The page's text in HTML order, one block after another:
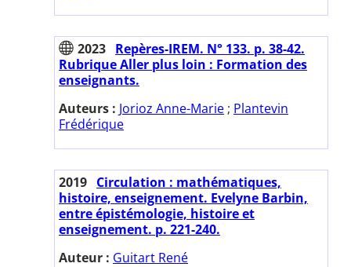
2023 Repères-IREM. N° 133. p. 38-42.
Rubrique Aller plus loin : Formation des
enseignants.
Auteurs : Jorioz Anne-Marie ; Plantevin
Frédérique
2019 Circulation : mathématiques,
histoire, enseignement. Evelyne Barbin,
entre épistémologie, histoire et
enseignement. p. 221-240.
Auteur : Guitart René